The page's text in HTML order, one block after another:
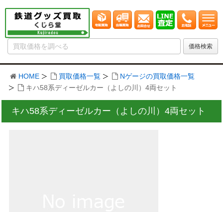
HOME 買取価格一覧
Nゲージの買取価格一覧
キハ58系ディーゼルカー（よしの川）4両セット
キハ58系ディーゼルカー（よしの川）4両セット